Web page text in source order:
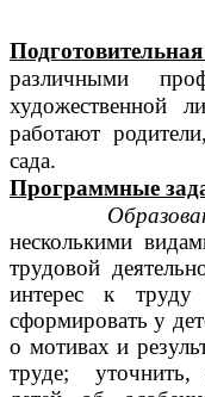
различными
художественной
работают
сада.
Программные
несколькими
трудовой
интерес к труду
сформировать у
о мотивах и
труде;